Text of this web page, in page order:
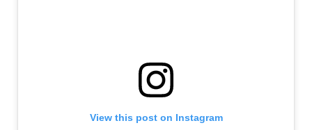
View this post on Instagram